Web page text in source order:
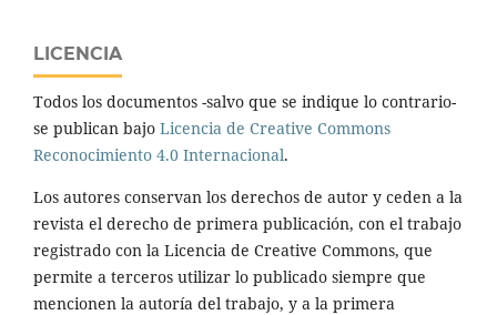
LICENCIA
Todos los documentos -salvo que se indique lo contrario-
se publican bajo Licencia de Creative Commons
Reconocimiento 4.0 Internacional.
Los autores conservan los derechos de autor y ceden a la
revista el derecho de primera publicación, con el trabajo
registrado con la Licencia de Creative Commons, que
permite a terceros utilizar lo publicado siempre que
mencionen la autoría del trabajo, y a la primera